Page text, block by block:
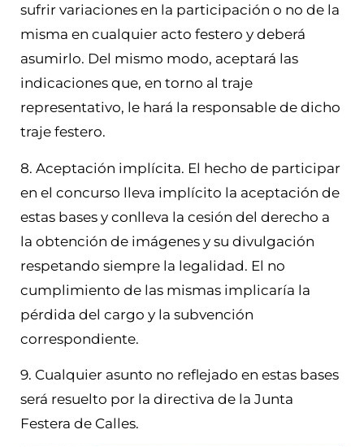
sufrir variaciones en la participación o no de la
misma en cualquier acto festero y deberá
asumirlo. Del mismo modo, aceptará las
indicaciones que, en torno al traje
representativo, le hará la responsable de dicho
traje festero.
8. Aceptación implícita. El hecho de participar
en el concurso lleva implícito la aceptación de
estas bases y conlleva la cesión del derecho a
la obtención de imágenes y su divulgación
respetando siempre la legalidad. El no
cumplimiento de las mismas implicaría la
pérdida del cargo y la subvención
correspondiente.
9. Cualquier asunto no reflejado en estas bases
será resuelto por la directiva de la Junta
Festera de Calles.